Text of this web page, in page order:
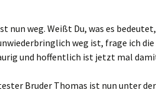
nun weg. Weißt Du, was es
weg ist, frage ich
und hoffentlich ist jetzt mal
Bruder Thomas ist nun unter